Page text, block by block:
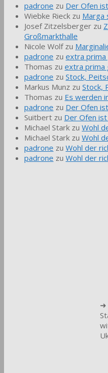
padrone zu Der Ofen
Wiebke Rieck zu Marga
Josef Zitzelsberger zu
Großmarkthalle
Nicole Wolfzu
padrone zu extra prima
Thomas zu extra prima
padrone zu Stock,
Markus Munz zu Stock,
Thomas zu Es werden
padrone zu Der Ofen
Suitbert zu Der Ofen ist
Michael Stark zu Wohl
Michael Stark zu Wohl
padrone zu Wohl der
padrone zu Wohl der
➜